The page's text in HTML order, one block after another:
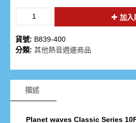
加入
貨號: B839-400
分類: 其他熱音週邊商品
描述
Planet waves Classic Series